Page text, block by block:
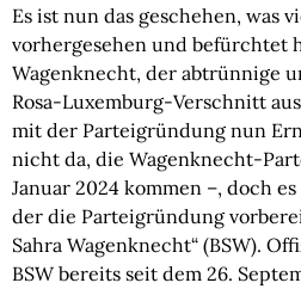
Es ist nun das geschehen, was
vorhergesehen und befürchtet
Wagenknecht, der abtrünnige
Rosa-Luxemburg-Verschnitt
mit der Parteigründung nun
nicht da, die Wagenknecht-
Januar 2024 kommen –, doch
der die Parteigründung
Sahra Wagenknecht“ (BSW).
BSW bereits seit dem 26.